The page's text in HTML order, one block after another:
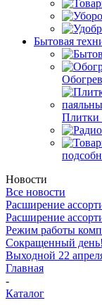
Бытовая
Плитки
Новости
Все новости
Расширение
Расширение
Режим работы
Сокращенный день!
Выходной 22
Главная
-
Каталог